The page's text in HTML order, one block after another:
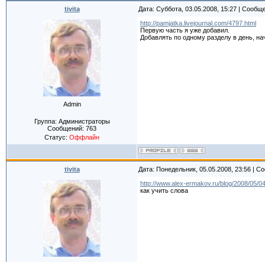
tivita Дата: Суббота, 03.05.2008, 15:27 |
Admin
Группа: Администраторы
Сообщений: 763
Статус: Оффлайн
http://pamjatka.livejournal.com/4797.html
Первую часть я уже добавил.
Добавлять по одному разделу в день,
tivita Дата: Понедельник, 05.05.2008, 23:56 |
http://www.alex-ermakov.ru/blog/2008/05/
как учить слова